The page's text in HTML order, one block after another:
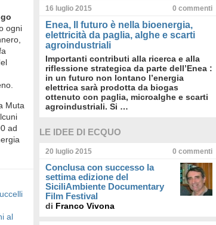
ogni
Muta
ad
al
16 luglio 2015 0 commenti
Enea, Il futuro è nella bioenergia,
elettricità da paglia, alghe e scarti
agroindustriali
Importanti contributi alla ricerca e alla
riflessione strategica da parte dell’Enea :
in un futuro non lontano l’energia
elettrica sarà prodotta da biogas
ottenuto con paglia, microalghe e scarti
agroindustriali. Si …
LE IDEE DI ECQUO
20 luglio 2015 0 commenti
Conclusa con successo la
settima edizione del
SiciliAmbiente Documentary
Film Festival
di Franco Vivona